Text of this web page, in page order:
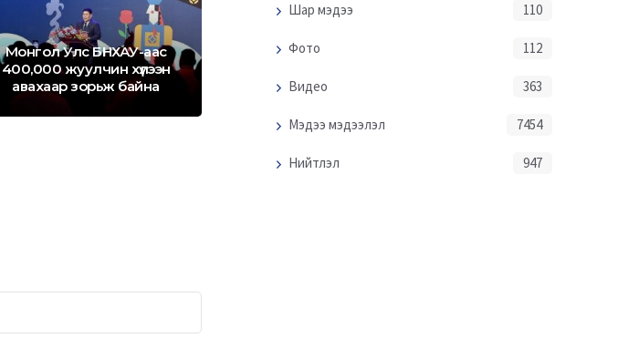
Монгол Улс БНХАУ-аас
400,000 жуулчин хүлээн
авахаар зорьж байна
Монгол Улс БНХАУ-аас
авахаар зорьж байна
өдрийн амралтын
жуулчлалын
Шар мэдээ 110
Фото 112
Видео 363
Мэдээ мэдээлэл 7454
Нийтлэл 947